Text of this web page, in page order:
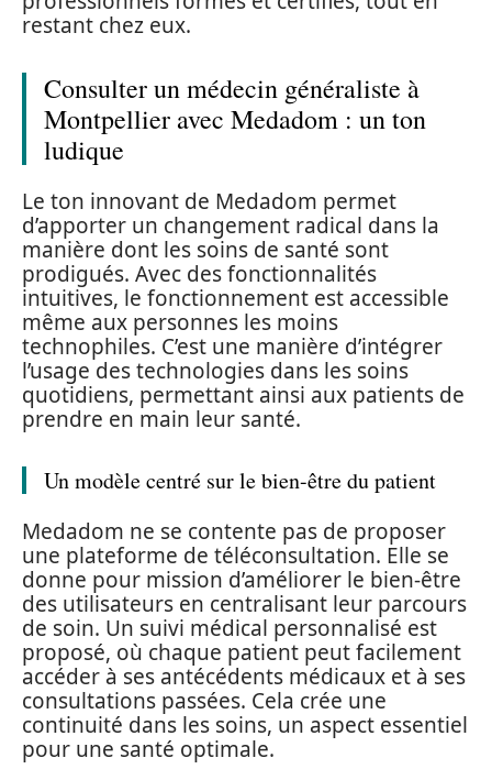
restant chez eux.
Consulter un médecin généraliste à
Montpellier avec Medadom : un ton
ludique
Le ton innovant de Medadom permet
d’apporter un changement radical dans la
manière dont les soins de santé sont
prodigués. Avec des fonctionnalités
intuitives, le fonctionnement est accessible
même aux personnes les moins
technophiles. C’est une manière d’intégrer
l’usage des technologies dans les soins
quotidiens, permettant ainsi aux patients de
prendre en main leur santé.
Un modèle centré sur le bien-être du patient
Medadom ne se contente pas de proposer
une plateforme de téléconsultation. Elle se
donne pour mission d’améliorer le bien-être
des utilisateurs en centralisant leur parcours
de soin. Un suivi médical personnalisé est
proposé, où chaque patient peut facilement
accéder à ses antécédents médicaux et à ses
consultations passées. Cela crée une
continuité dans les soins, un aspect essentiel
pour une santé optimale.